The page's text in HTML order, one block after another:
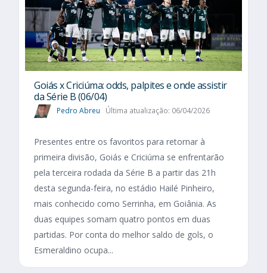
Goiás x Criciúma: odds, palpites e onde assistir
da Série B (06/04)
Pedro Abreu Última atualização: 06/04/2026
Presentes entre os favoritos para retornar à
primeira divisão, Goiás e Criciúma se enfrentarão
pela terceira rodada da Série B a partir das 21h
desta segunda-feira, no estádio Hailé Pinheiro,
mais conhecido como Serrinha, em Goiânia. As
duas equipes somam quatro pontos em duas
partidas. Por conta do melhor saldo de gols, o
Esmeraldino ocupa...